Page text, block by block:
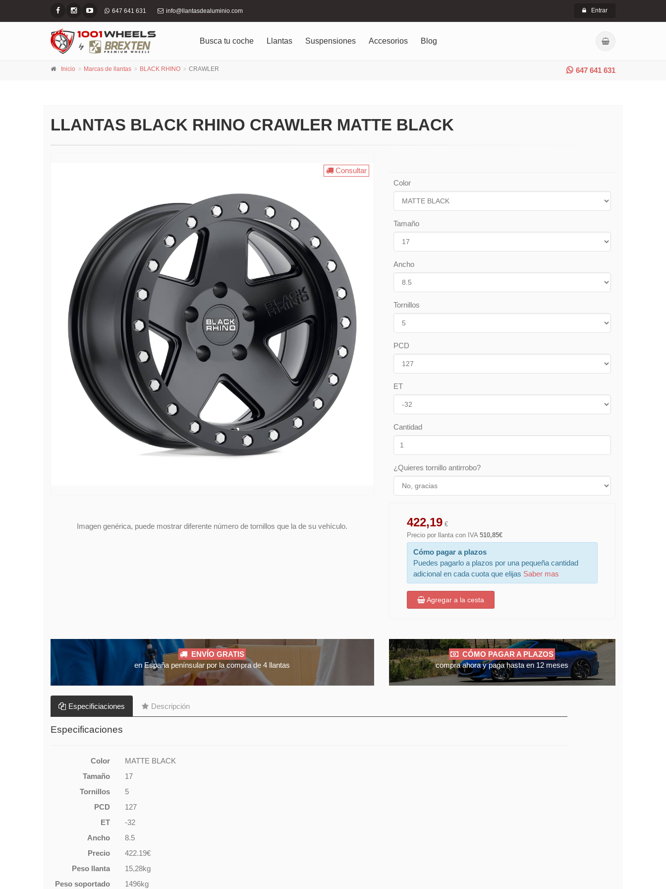
647 641 631 info@llantasdealuminio.com Entrar
Busca tu coche Llantas Suspensiones Accesorios Blog
647 641 631
Inicio Marcas de llantas BLACK RHINO CRAWLER
LLANTAS BLACK RHINO CRAWLER MATTE BLACK
Imagen genérica, puede mostrar diferente número de tornillos que la de su vehículo.
Consultar
Color
Tamaño
Ancho
Tornillos
PCD
ET
Cantidad
¿Quieres tornillo antirrobo?
422,19 €
Precio por llanta con IVA 510,85€
Cómo pagar a plazos
Puedes pagarlo a plazos por una pequeña cantidad
adicional en cada cuota que elijas Saber mas
Agregar a la cesta
ENVÍO GRATIS
en España penínsular por la compra de 4 llantas
CÓMO PAGAR A PLAZOS
compra ahora y paga hasta en 12 meses
Especificiaciones Descripción
Especificaciones
Color
MATTE BLACK
Tamaño
17
Tornillos
5
PCD
127
ET
-32
Ancho
8.5
Precio
422.19€
Peso llanta
15,28kg
Peso soportado
1496kg